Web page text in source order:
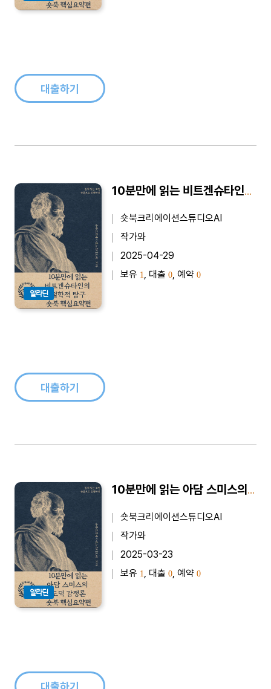
대출하기
알라딘
10분만에 읽는 비트겐슈타인의 철학적 탐구 - 바쁜 당신을 위한 10분 완벽 요약본
숏북크리에이션스튜디오AI
작가와
2025-04-29
보유 1, 대출 0, 예약 0
대출하기
알라딘
10분만에 읽는 아담 스미스의 도덕 감정론 - 바쁜 당신을 위한 10분 완벽 요약본
숏북크리에이션스튜디오AI
작가와
2025-03-23
보유 1, 대출 0, 예약 0
대출하기